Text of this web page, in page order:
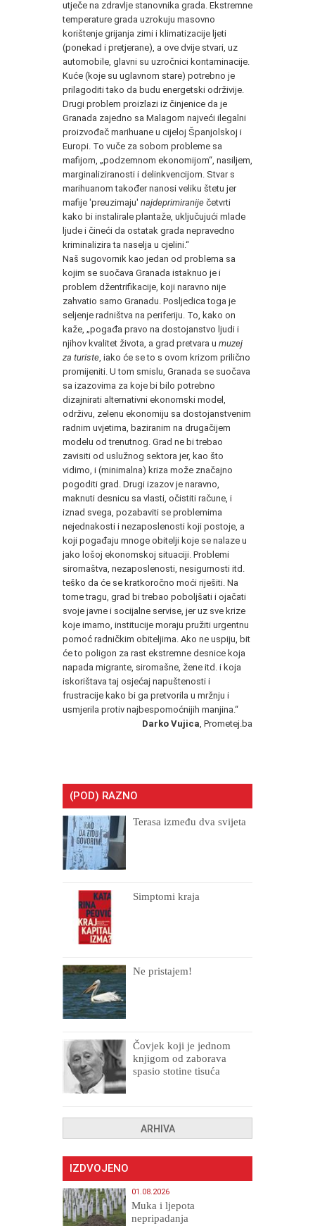
utječe na zdravlje stanovnika grada. Ekstremne
temperature grada uzrokuju masovno
korištenje grijanja zimi i klimatizacije ljeti
(ponekad i pretjerane), a ove dvije stvari, uz
automobile, glavni su uzročnici kontaminacije.
Kuće (koje su uglavnom stare) potrebno je
prilagoditi tako da budu energetski održivije.
Drugi problem proizlazi iz činjenice da je
Granada zajedno sa Malagom najveći ilegalni
proizvođač marihuane u cijeloj Španjolskoj i
Europi. To vuče za sobom probleme sa
mafijom, „podzemnom ekonomijom“, nasiljem,
marginaliziranosti i delinkvencijom. Stvar s
marihuanom također nanosi veliku štetu jer
mafije 'preuzimaju' najdeprimiranije četvrti
kako bi instalirale plantaže, uključujući mlade
ljude i čineći da ostatak grada nepravedno
kriminalizira ta naselja u cjelini.“
Naš sugovornik kao jedan od problema sa
kojim se suočava Granada istaknuo je i
problem džentrifikacije, koji naravno nije
zahvatio samo Granadu. Posljedica toga je
seljenje radništva na periferiju. To, kako on
kaže, „pogađa pravo na dostojanstvo ljudi i
njihov kvalitet života, a grad pretvara u muzej
za turiste, iako će se to s ovom krizom prilično
promijeniti. U tom smislu, Granada se suočava
sa izazovima za koje bi bilo potrebno
dizajnirati alternativni ekonomski model,
održivu, zelenu ekonomiju sa dostojanstvenim
radnim uvjetima, baziranim na drugačijem
modelu od trenutnog. Grad ne bi trebao
zavisiti od uslužnog sektora jer, kao što
vidimo, i (minimalna) kriza može značajno
pogoditi grad. Drugi izazov je naravno,
maknuti desnicu sa vlasti, očistiti račune, i
iznad svega, pozabaviti se problemima
nejednakosti i nezaposlenosti koji postoje, a
koji pogađaju mnoge obitelji koje se nalaze u
jako lošoj ekonomskoj situaciji. Problemi
siromaštva, nezaposlenosti, nesigurnosti itd.
teško da će se kratkoročno moći riješiti. Na
tome tragu, grad bi trebao poboljšati i ojačati
svoje javne i socijalne servise, jer uz sve krize
koje imamo, institucije moraju pružiti urgentnu
pomoć radničkim obiteljima. Ako ne uspiju, bit
će to poligon za rast ekstremne desnice koja
napada migrante, siromašne, žene itd. i koja
iskorištava taj osjećaj napuštenosti i
frustracije kako bi ga pretvorila u mržnju i
usmjerila protiv najbespomoćnijih manjina.“
Darko Vujica, Prometej.ba
(POD) RAZNO
Terasa između dva svijeta
Simptomi kraja
Ne pristajem!
Čovjek koji je jednom
knjigom od zaborava
spasio stotine tisuća
ARHIVA
IZDVOJENO
01.08.2026
Muka i ljepota
nepripadanja